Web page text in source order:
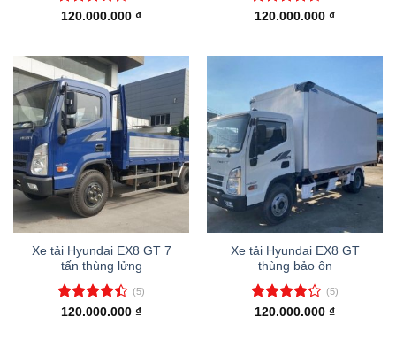
Được xếp
120.000.000 ₫
Được xếp
120.000.000 ₫
Xe tải Hyundai EX8 GT 7
tấn thùng lửng
Được xếp
(5)
120.000.000 ₫
Xe tải Hyundai EX8 GT
thùng bảo ôn
Được xếp
(5)
120.000.000 ₫